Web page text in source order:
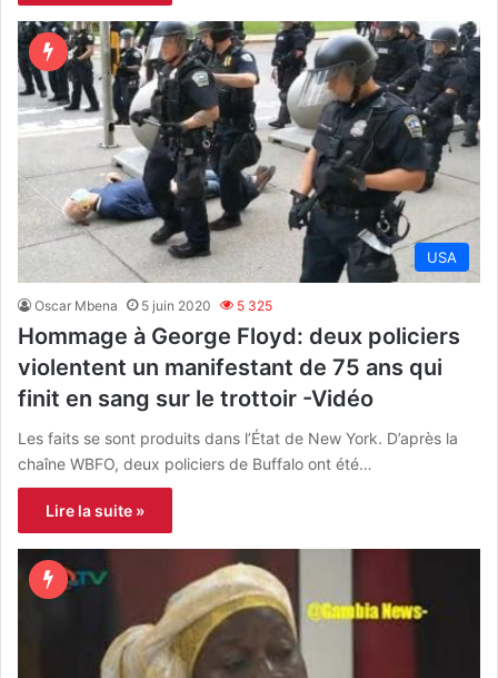
USA
Oscar Mbena 5 juin 2020 5 325
Hommage à George Floyd: deux policiers
violentent un manifestant de 75 ans qui
finit en sang sur le trottoir -Vidéo
Les faits se sont produits dans l’État de New York. D’après la
chaîne WBFO, deux policiers de Buffalo ont été…
Lire la suite »